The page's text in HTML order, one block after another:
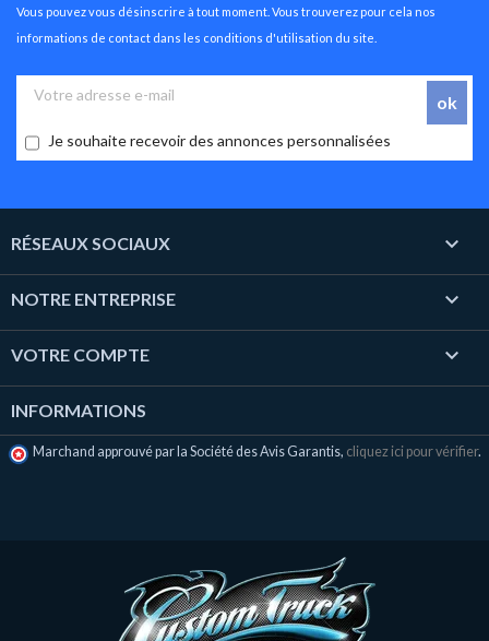
Vous pouvez vous désinscrire à tout moment. Vous trouverez pour cela nos
informations de contact dans les conditions d'utilisation du site.
Je souhaite recevoir des annonces personnalisées
RÉSEAUX SOCIAUX 
NOTRE ENTREPRISE 
VOTRE COMPTE 
INFORMATIONS
Marchand approuvé par la Société des Avis Garantis, cliquez ici pour vérifier.